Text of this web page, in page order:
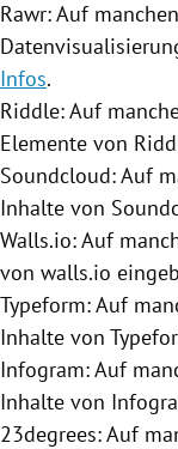
Rawr: Auf
Infos.
Riddle: Auf
Elemente von
Soundcloud: Auf
Inhalte von
Walls.io: Auf
von walls.io
Typeform: Auf
Inhalte von
Infogram: Auf
Inhalte von
23degrees: Auf